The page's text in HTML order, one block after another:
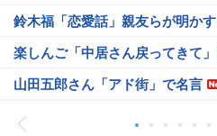
鈴木福「恋愛話」親友らが明かす
楽しんご「中居さん戻ってきて」
山田五郎さん「アド街」で名言